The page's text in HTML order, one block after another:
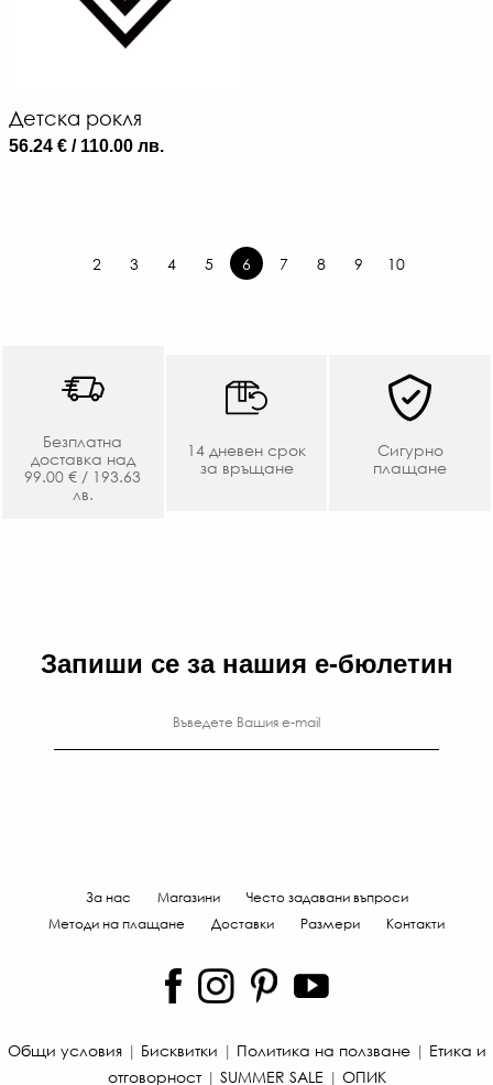
Детска рокля
56.24 € / 110.00 лв.
2 3 4 5 6 7 8 9 10
Безплатна
доставка над
99.00 € / 193.63
лв.
14 дневен срок
за връщане
Сигурно
плащане
Запиши се за нашия е-бюлетин
За нас Магазини
Често задавани въпроси
Методи на плащане
Доставки Размери Контакти
Общи условия| Бисквитки | Политика на ползване| Етика и
отговорност| SUMMER SALE | ОПИК